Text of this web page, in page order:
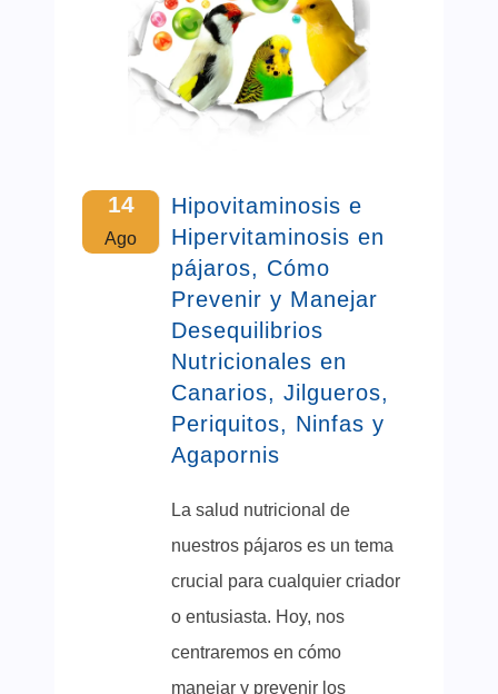
14
Ago
Hipovitaminosis e
Hipervitaminosis en
pájaros, Cómo
Prevenir y Manejar
Desequilibrios
Nutricionales en
Canarios, Jilgueros,
Periquitos, Ninfas y
Agapornis
La salud nutricional de
nuestros pájaros es un tema
crucial para cualquier criador
o entusiasta. Hoy, nos
centraremos en cómo
manejar y prevenir los